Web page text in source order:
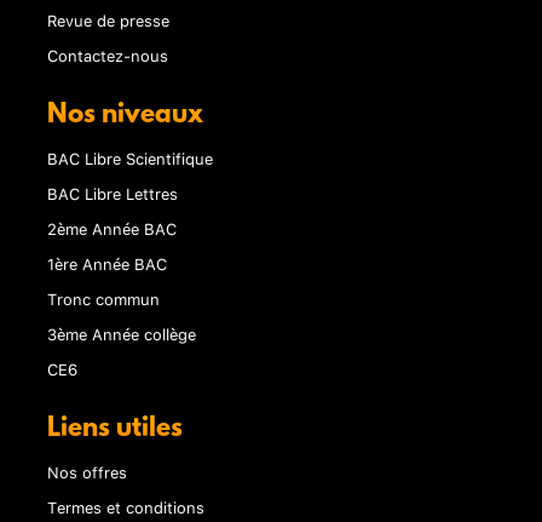
Revue de presse
Contactez-nous
Nos niveaux
BAC Libre Scientifique
BAC Libre Lettres
2ème Année BAC
1ère Année BAC
Tronc commun
3ème Année collège
CE6
Liens utiles
Nos offres
Termes et conditions